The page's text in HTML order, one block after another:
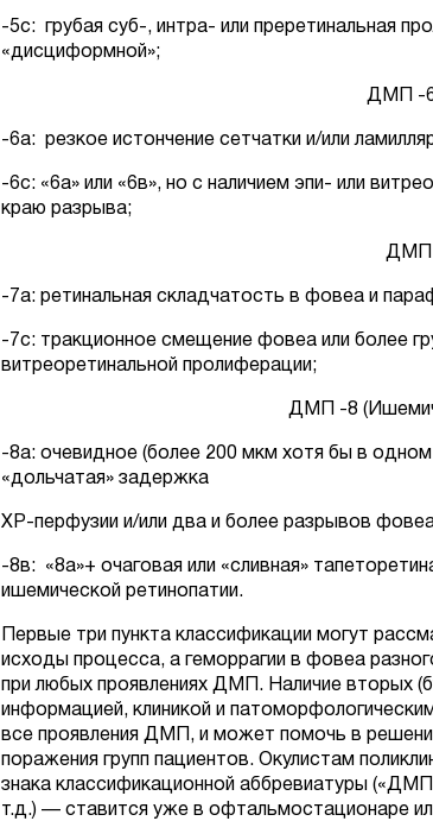
-5с: грубая суб-, интра- или преретинальная
«дисциформной»;
ДМП -6
-6а: резкое истончение сетчатки и/или
-6с: «6а» или «6в», но с наличием эпи- или
краю разрыва;
ДМП
-7а: ретинальная складчатость в
-7с: тракционное смещение фовеа или более
витреоретинальной пролиферации;
ДМП -8
-8а: очевидное (более 200 мкм хотя бы в
«дольчатая» задержка
ХР-перфузии и/или два и более разрывов
-8в: «8а»+ очаговая или «сливная»
ишемической ретинопатии.
Первые три пункта классификации могут
исходы процесса, а геморрагии в фовеа
при любых проявлениях ДМП. Наличие вторых
информацией, клиникой и
все проявления ДМП, и может помочь в
поражения групп пациентов. Окулистам
знака классификационной аббревиатуры
т.д.) — ставится уже в офтальмостационаре